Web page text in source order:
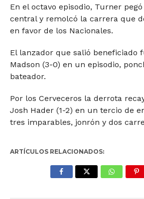
En el octavo episodio, Turner
central y remolcó la carrera que
en favor de los Nacionales.
El lanzador que salió beneficiado
Madson (3-0) en un episodio,
bateador.
Por los Cerveceros la derrota
Josh Hader (1-2) en un tercio de
tres imparables, jonrón y dos
ARTÍCULOS RELACIONADOS: